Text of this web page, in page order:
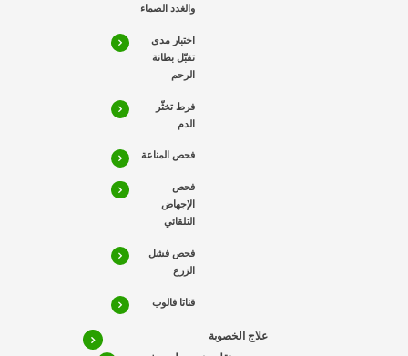
والغدد الصماء
اختبار مدى
تقبّل بطانة
الرحم
فرط تخثّر
الدم
فحص المناعة
فحص
الإجهاض
التلقائي
فحص فشل
الزرع
قناتا فالوب
علاج الخصوبة